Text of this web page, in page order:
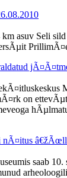
asuv Seli
on
nÃ¤itus
saab